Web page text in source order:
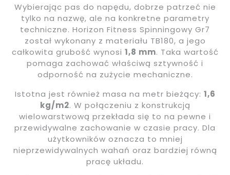
Wybierając pas do napędu, dobrze patrzeć nie
tylko na nazwę, ale na konkretne parametry
techniczne. Horizon Fitness Spinningowy Gr7
został wykonany z materiału TB180, a jego
całkowita grubość wynosi 1,8 mm. Taka wartość
pomaga zachować właściwą sztywność i
odporność na zużycie mechaniczne.
Istotna jest również masa na metr bieżący: 1,6
kg/m2. W połączeniu z konstrukcją
wielowarstwową przekłada się to na pewne i
przewidywalne zachowanie w czasie pracy. Dla
użytkowników oznacza to mniej
nieprzewidywalnych wahań oraz bardziej równą
pracę układu.